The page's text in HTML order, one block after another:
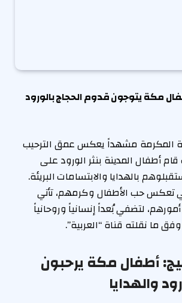
مكة يتوجون قدوم الحجاج بالورود
مشهداً يعكس عمق الترحيب
أطفال المدينة بنثر الورود على
بالهدايا والابتسامات البريئة.
تعكس حب الأطفال وكرمهم، تأتي
لتضفي بُعداً إنسانياً وروحانياً
ما نقلته قناة “العربية”.
أطفال مكة يرحبون
والهدايا